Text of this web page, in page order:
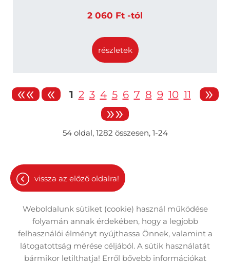
2 060 Ft -tól
részletek
«« « 1 2 3 4 5 6 7 8 9 10 11
»
»»
54 oldal, 1282 összesen, 1-24
vissza az előző oldalra!
Oldal információk
Adatkezelési tájékoztató
Weboldalunk sütiket (cookie) használ működése
folyamán annak érdekében, hogy a legjobb
felhasználói élményt nyújthassa Önnek, valamint a
látogatottság mérése céljából. A sütik használatát
bármikor letilthatja! Erről bővebb információkat